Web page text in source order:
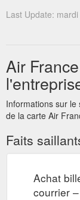
Last Update:
Air
Informations sur
de la carte Air
Faits
Achat
courrier